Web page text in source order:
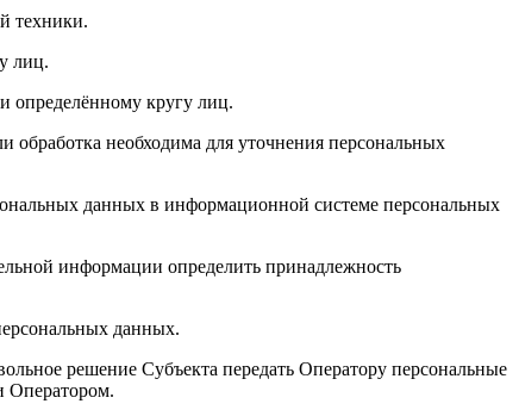
техники.
лиц.
определённому кругу лиц.
необходима для уточнения персональных
данных в информационной системе персональных
информации определить принадлежность
данных.
решение Субъекта передать Оператору персональные
Оператором.